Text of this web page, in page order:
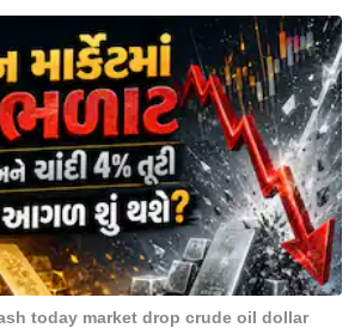
today market drop crude oil dollar